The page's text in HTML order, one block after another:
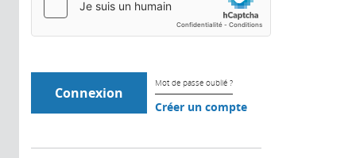
Mot de passe oublié ?
Créer un compte